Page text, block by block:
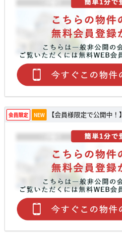
会員限定 NEW 【会員様限定で公開中！】